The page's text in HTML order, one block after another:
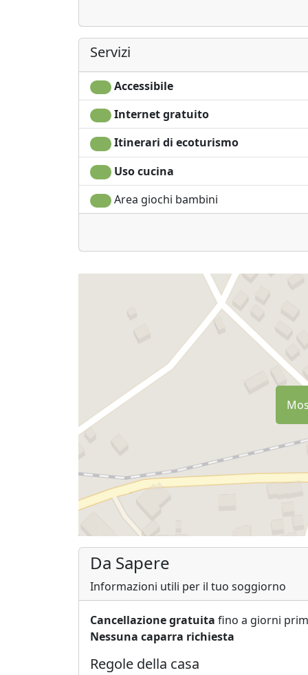
Servizi
Accessibile
Internet gratuito
Itinerari di ecoturismo
Uso cucina
Area giochi bambini
Da Sapere
Informazioni utili per il tuo soggiorno
Cancellazione gratuita fino a giorni
Nessuna caparra richiesta
Regole della casa